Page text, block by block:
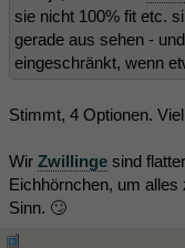
sie nicht 100% fit etc.
gerade aus sehen -
eingeschränkt, wenn
Stimmt, 4 Optionen.
Wir Zwillinge sind
Eichhörnchen, um
Sinn. 🙄